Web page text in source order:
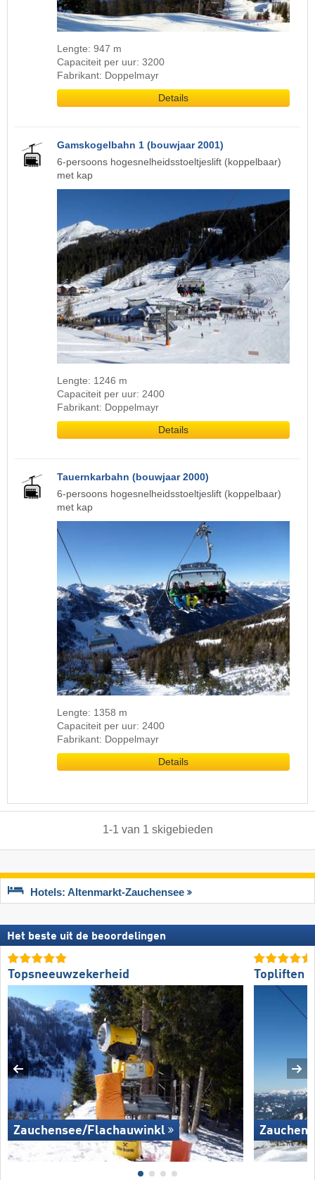
Lengte: 947 m
Capaciteit per uur: 3200
Fabrikant: Doppelmayr
Details
Gamskogelbahn 1 (bouwjaar 2001)
6-persoons hogesnelheidsstoeltjeslift (koppelbaar)
met kap
Lengte: 1246 m
Capaciteit per uur: 2400
Fabrikant: Doppelmayr
Details
Tauernkarbahn (bouwjaar 2000)
6-persoons hogesnelheidsstoeltjeslift (koppelbaar)
met kap
Lengte: 1358 m
Capaciteit per uur: 2400
Fabrikant: Doppelmayr
Details
1-1 van 1 skigebieden
Hotels: Altenmarkt-Zauchensee
Het beste uit de beoordelingen
Topsneeuwzekerheid
Zauchensee/​Flachauwinkl
Topliften